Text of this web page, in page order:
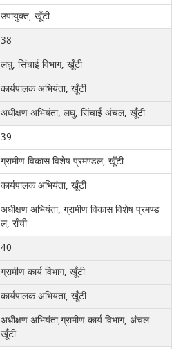
उपायुक्त, खूँटी
38
लघु, सिंचाई विभाग, खूँटी
कार्यपालक अभियंता, खूँटी
अधीक्षण अभियंता, लघु, सिंचाई अंचल, खूँटी
39
ग्रामीण विकास विशेष प्रमण्डल, खूँटी
कार्यपालक अभियंता, खूँटी
अधीक्षण अभियंता, ग्रामीण विकास विशेष प्रमण्ड
ल, राँची
40
ग्रामीण कार्य विभाग, खूँटी
कार्यपालक अभियंता, खूँटी
अधीक्षण अभियंता,ग्रामीण कार्य विभाग, अंचल
खूँटी